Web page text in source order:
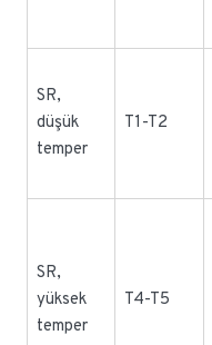
SR,
düşük
temper
T1-T2
SR,
yüksek
temper
T4-T5